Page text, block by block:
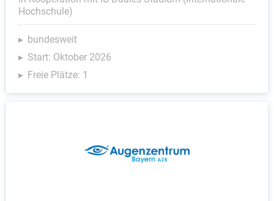
Hochschule)
bundesweit
Start: Oktober 2026
Freie Plätze: 1